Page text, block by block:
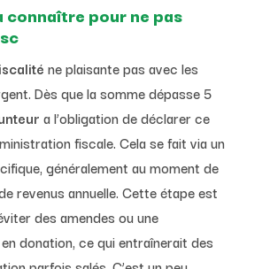
connaître pour ne pas
ne plaisante pas avec les
Dès que la somme dépasse 5
a l’obligation de déclarer ce
fiscale. Cela se fait via un
généralement au moment de
revenus annuelle. Cette étape est
des amendes ou une
donation, ce qui entraînerait des